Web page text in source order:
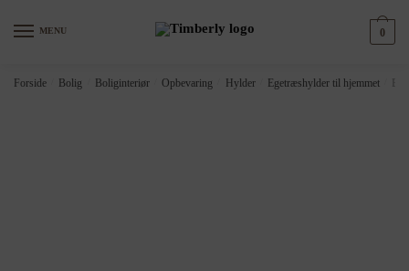
MENU 0
Forside Bolig Boliginteriør Opbevaring Hylder Egetræshylder til hjemmet